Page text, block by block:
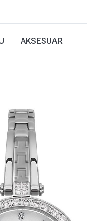
AKSESUAR